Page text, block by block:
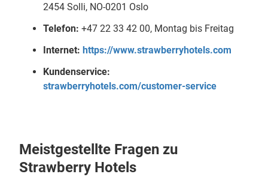
2454 Solli, NO-0201 Oslo
Telefon: +47 22 33 42 00, Montag bis Freitag
Internet: https://www.strawberryhotels.com
Kundenservice:
strawberryhotels.com/customer-service
Meistgestellte Fragen zu
Strawberry Hotels